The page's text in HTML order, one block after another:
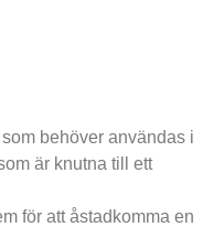
behöver användas i
är knutna till ett
för att åstadkomma en